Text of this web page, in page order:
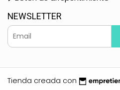
NEWSLETTER
Tienda creada con